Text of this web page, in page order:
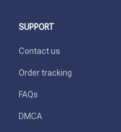
SUPPORT
Contact us
Order tracking
FAQs
DMCA